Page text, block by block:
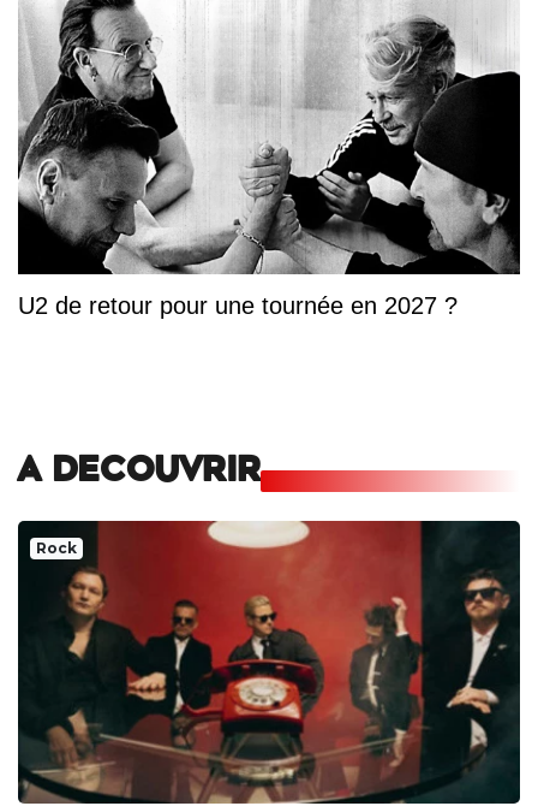
U2 de retour pour une tournée en 2027 ?
A DECOUVRIR
Rock